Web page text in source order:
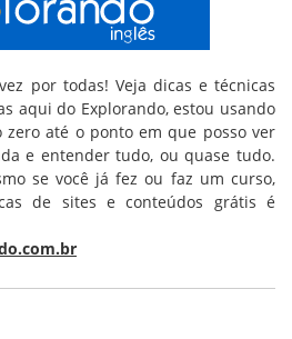
por todas! Veja dicas e técnicas
aqui do Explorando, estou usando
até o ponto em que posso ver
e entender tudo, ou quase tudo.
se você já fez ou faz um curso,
de sites e conteúdos grátis é